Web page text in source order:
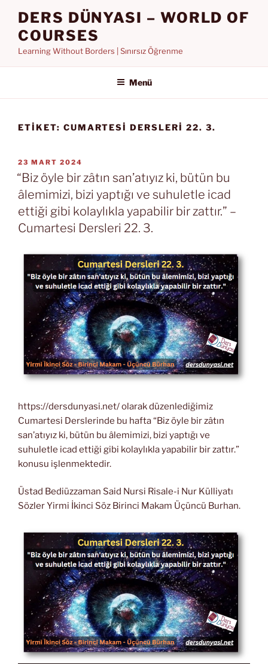
DERS DÜNYASI – WORLD OF
COURSES
Learning Without Borders | Sınırsız Öğrenme
Menü
ETIKET: CUMARTESI DERSLERI 22. 3.
YAYIM
TARIHI
23 MART 2024
“Biz öyle bir zâtın san’atıyız ki, bütün bu
âlemimizi, bizi yaptığı ve suhuletle icad
ettiği gibi kolaylıkla yapabilir bir zattır.” –
Cumartesi Dersleri 22. 3.
https://dersdunyasi.net/ olarak düzenlediğimiz
Cumartesi Derslerinde bu hafta “Biz öyle bir zâtın
san’atıyız ki, bütün bu âlemimizi, bizi yaptığı ve
suhuletle icad ettiği gibi kolaylıkla yapabilir bir zattır.”
konusu işlenmektedir.
Üstad Bediüzzaman Said Nursi Risale-i Nur Külliyatı
Sözler Yirmi İkinci Söz Birinci Makam Üçüncü Burhan.